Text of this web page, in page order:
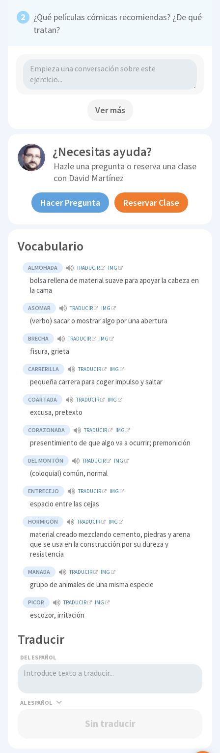
¿Qué películas cómicas recomiendas? ¿De qué
tratan?
Ver más
¿Necesitas ayuda?
Hazle una pregunta o reserva una clase
con David Martínez
Hacer Pregunta Reservar Clase
Vocabulario
ALMOHADA TRADUCIR IMG
bolsa rellena de material suave para apoyar la cabeza en
la cama
ASOMAR TRADUCIR IMG
(verbo) sacar o mostrar algo por una abertura
BRECHA TRADUCIR IMG
fisura, grieta
CARRERILLA TRADUCIR IMG
pequeña carrera para coger impulso y saltar
COARTADA TRADUCIR IMG
excusa, pretexto
CORAZONADA TRADUCIR IMG
presentimiento de que algo va a ocurrir; premonición
DEL MONTÓN TRADUCIR IMG
(coloquial) común, normal
ENTRECEJO TRADUCIR IMG
espacio entre las cejas
HORMIGÓN TRADUCIR IMG
material creado mezclando cemento, piedras y arena
que se usa en la construcción por su dureza y
resistencia
MANADA TRADUCIR IMG
grupo de animales de una misma especie
PICOR TRADUCIR IMG
escozor, irritación
Traducir
DEL ESPAÑOL
AL
Sin traducir